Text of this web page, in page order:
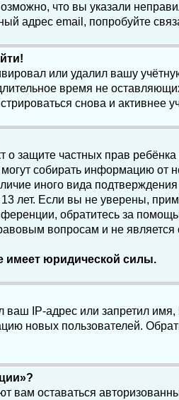
что вы указали
адрес email, попробуйте
или удалил вашу
время не
снова и активнее
защите частных прав ребёнка
собирать информацию от
иного вида
лет. Если вы не уверены,
обратитесь за
вопросам и не
имеет юридической силы.
IP-адрес или запретил
новых пользователей.
вам оставаться